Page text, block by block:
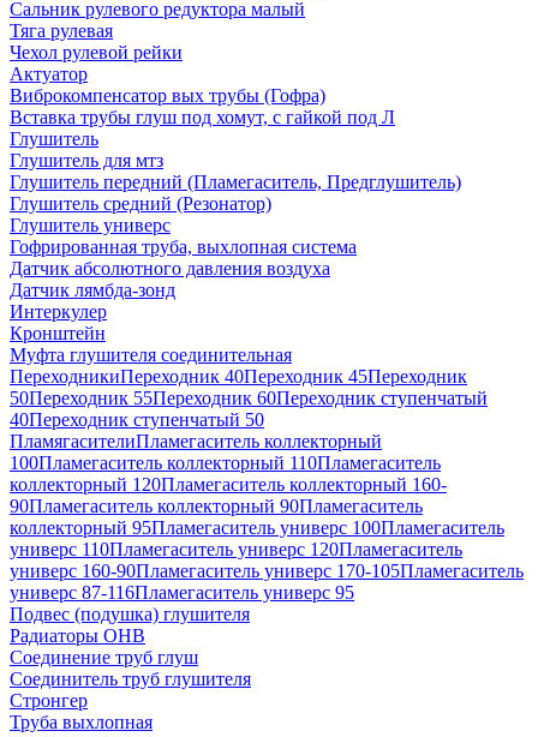
Сальник рулевого редуктора малый
Тяга рулевая
Чехол рулевой рейки
Актуатор
Виброкомпенсатор вых трубы (Гофра)
Вставка трубы глуш под хомут, с гайкой под Л
Глушитель
Глушитель для мтз
Глушитель передний (Пламегаситель, Предглушитель)
Глушитель средний (Резонатор)
Глушитель универс
Гофрированная труба, выхлопная система
Датчик абсолютного давления воздуха
Датчик лямбда-зонд
Интеркулер
Кронштейн
Муфта глушителя соединительная
ПереходникиПереходник 40Переходник 45Переходник
50Переходник 55Переходник 60Переходник ступенчатый
40Переходник ступенчатый 50
ПламягасителиПламегаситель коллекторный
100Пламегаситель коллекторный 110Пламегаситель
коллекторный 120Пламегаситель коллекторный 160-
90Пламегаситель коллекторный 90Пламегаситель
коллекторный 95Пламегаситель универс 100Пламегаситель
универс 110Пламегаситель универс 120Пламегаситель
универс 160-90Пламегаситель универс 170-105Пламегаситель
универс 87-116Пламегаситель универс 95
Подвес (подушка) глушителя
Радиаторы ОНВ
Соединение труб глуш
Соединитель труб глушителя
Стронгер
Труба выхлопная